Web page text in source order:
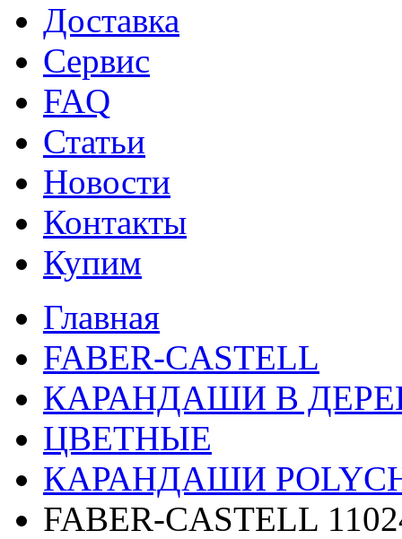
Доставка
Сервис
FAQ
Статьи
Новости
Контакты
Купим
Главная
FABER-CASTELL
КАРАНДАШИ В
ЦВЕТНЫЕ
КАРАНДАШИ
FABER-CASTELL